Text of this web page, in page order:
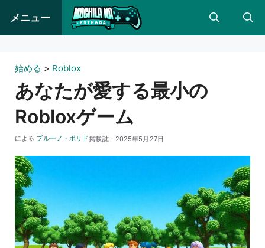
ン
メニュー
始める > Roblox
あなたが愛する最小の
Robloxゲーム
掲載誌： 2025年5月27日
による ブルーノ・ポリド